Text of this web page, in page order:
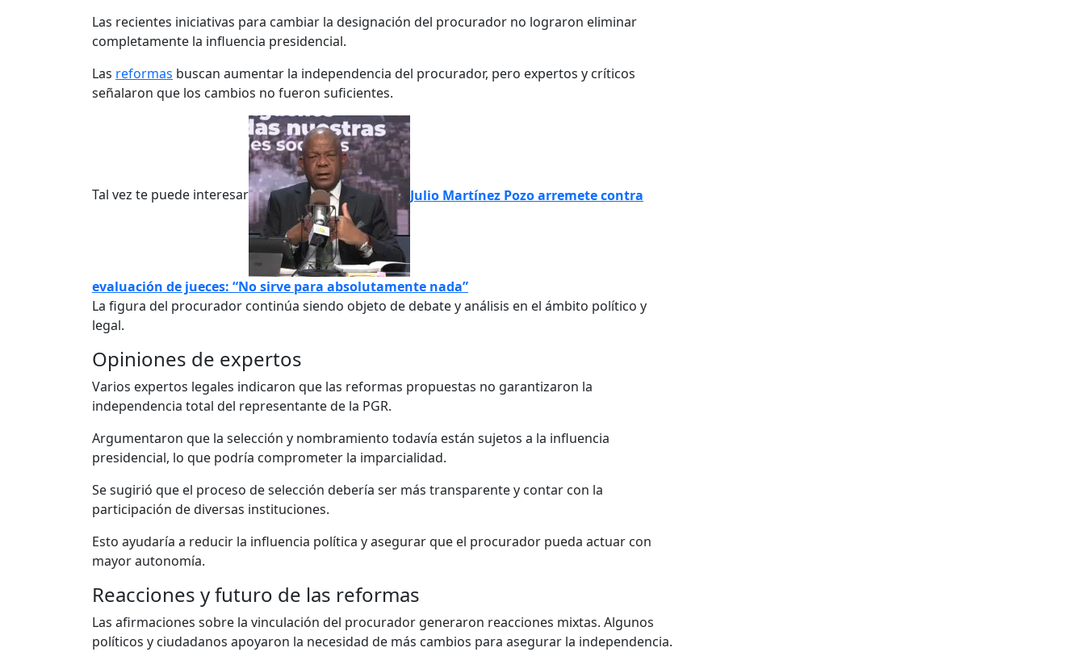
Las recientes iniciativas para cambiar la designación del procurador no lograron eliminar
completamente la influencia presidencial.
Las reformas buscan aumentar la independencia del procurador, pero expertos y críticos
señalaron que los cambios no fueron suficientes.
Tal vez te puede interesar Julio Martínez Pozo arremete contra
evaluación de jueces: “No sirve para absolutamente nada”
La figura del procurador continúa siendo objeto de debate y análisis en el ámbito político y
legal.
Opiniones de expertos
Varios expertos legales indicaron que las reformas propuestas no garantizaron la
independencia total del representante de la PGR.
Argumentaron que la selección y nombramiento todavía están sujetos a la influencia
presidencial, lo que podría comprometer la imparcialidad.
Se sugirió que el proceso de selección debería ser más transparente y contar con la
participación de diversas instituciones.
Esto ayudaría a reducir la influencia política y asegurar que el procurador pueda actuar con
mayor autonomía.
Reacciones y futuro de las reformas
Las afirmaciones sobre la vinculación del procurador generaron reacciones mixtas. Algunos
políticos y ciudadanos apoyaron la necesidad de más cambios para asegurar la independencia.